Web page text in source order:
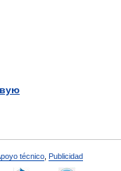
técnico Publicidad